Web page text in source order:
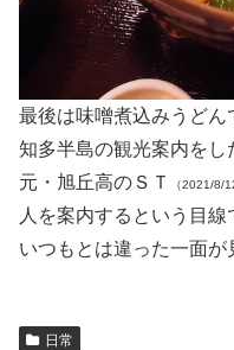
最後は味噌煮込みうどん
知多半島の観光案内をし
元・旭丘高のＳＴ
（2021/8/
人を案内するという目線
いつもとは違った一面が
日常